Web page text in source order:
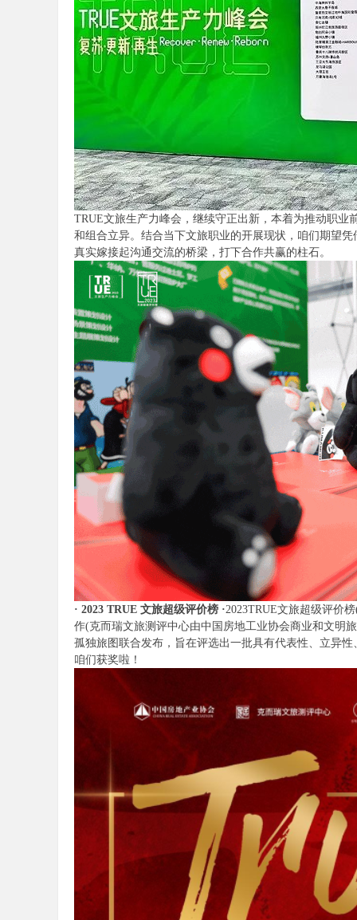
TRUE文旅生产力峰会，继续守正出新，本着为推动职
和组合立异。结合当下文旅职业的开展现状，咱们期望
真实嫁接起沟通交流的桥梁，打下合作共赢的柱石。
· 2023 TRUE 文旅超级评价榜 ·2023TRUE文旅超级评价
作(克而瑞文旅测评中心由中国房地工业协会商业和文明
孤独旅图联合发布，旨在评选出一批具有代表性、立异
咱们获奖啦！